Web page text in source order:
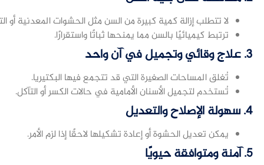
لا تتطلب إزالة كمية كبيرة من السن مثل الحشوات المعدنية أو
ترتبط كيميائيًا بالسن مما يمنحها ثباتًا واستقرارًا.
3. علاج وقائي وتجميل في آن واحد
تُغلق المساحات الصغيرة التي قد تتجمع فيها البكتيريا.
تُستخدم لتجميل الأسنان الأمامية في حالات الكسر أو التآكل.
4. سهولة الإصلاح والتعديل
يمكن تعديل الحشوة أو إعادة تشكيلها لاحقًا إذا لزم الأمر.
5. آمنة ومتوافقة حيويًا